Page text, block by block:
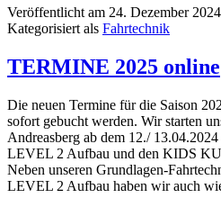
Veröffentlicht am 24. Dezember 2024
Kategorisiert als Fahrtechnik
TERMINE 2025 online
Die neuen Termine für die Saison
sofort gebucht werden. Wir starten
Andreasberg ab dem 12./
LEVEL 2 Aufbau und den KIDS
Neben unseren Grundlagen-
LEVEL 2 Aufbau haben wir auch